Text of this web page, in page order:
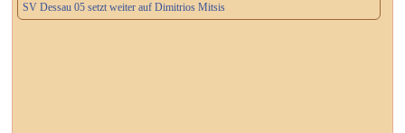
SV Dessau 05 setzt weiter auf Dimitrios Mitsis